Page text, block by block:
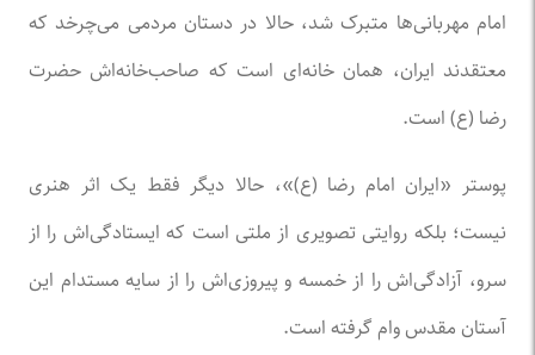
امام مهربانی‌ها متبرک شد، حالا در دستان مردمی می‌چرخد که
معتقدند ایران، همان خانه‌ای است که صاحب‌خانه‌اش حضرت
رضا (ع) است.
پوستر «ایران امام رضا (ع)»، حالا دیگر فقط یک اثر هنری
نیست؛ بلکه روایتی تصویری از ملتی است که ایستادگی‌اش را از
سرو، آزادگی‌اش را از خمسه و پیروزی‌اش را از سایه مستدام این
آستان مقدس وام گرفته است.